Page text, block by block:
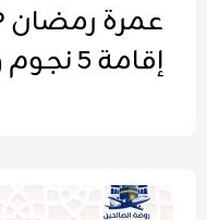
إقامة 5 نجوم وخدمة راقية